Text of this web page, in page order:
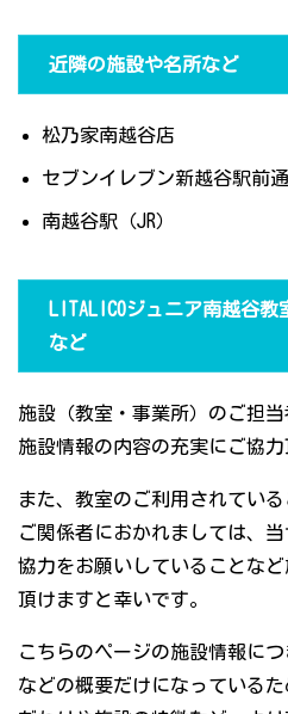
近隣の施設や名所など
松乃家南越谷店
セブンイレブン新越谷駅前
南越谷駅（JR）
LITALICOジュニア南越谷
など
施設（教室・事業所）のご担当
施設情報の内容の充実にご協
また、教室のご利用されてい
ご関係者におかれましては、
協力をお願いしていることな
頂けますと幸いです。
こちらのページの施設情報に
などの概要だけになっている